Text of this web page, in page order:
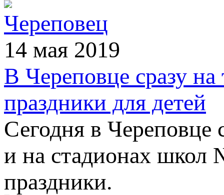
Череповец
14 мая 2019
В Череповце сразу
праздники для детей
Сегодня в
и на стадионах
праздники.